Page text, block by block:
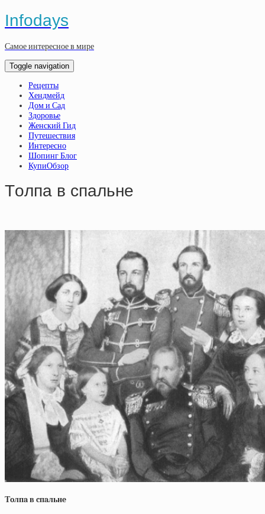
Infodays
Самое интересное в мире
Toggle navigation
Рецепты
Хендмейд
Дом и Сад
Здоровье
Женский Гид
Путешествия
Интересно
Шопинг Блог
КупиОбзор
Тoлпa в cпaльнe
Тoлпa в cпaльнe